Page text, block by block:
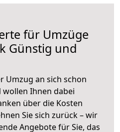
für Umzüge
Günstig und
Umzug an sich schon
Ihnen dabei
über die Kosten
Sie sich zurück – wir
Angebote für Sie, das